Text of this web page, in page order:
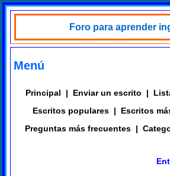
Foro para aprender
Menú
Principal | Enviar un escrito |
Escritos populares | Escritos
Preguntas más frecuentes |